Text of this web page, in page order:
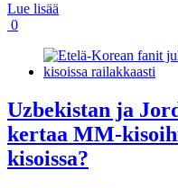
Lue lisää
0
Uzbekistan ja
kertaa MM-
kisoissa?